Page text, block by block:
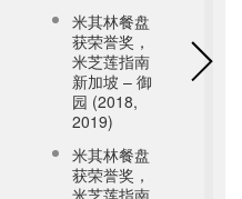
米其林餐盘
获荣誉奖，
米芝莲指南
新加坡 – 御
园 (2018,
2019)
米其林餐盘
获荣誉奖，
米芝莲指南